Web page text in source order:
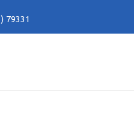
79331